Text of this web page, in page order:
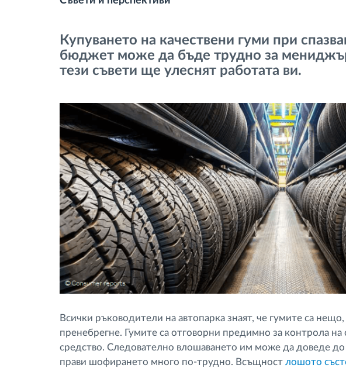
Контрол на достъпа
Управление на горивото
Планиране на маршрути и
мониторинг
Автоматична идентификация на
шофьора
Разберете за всички
функционалности
Купуването на качествени гуми при
бюджет може да бъде трудно за
тези съвети ще улеснят работата ви.
Всички ръководители на автопарка знаят, че гумите са
пренебрегне. Гумите са отговорни предимно за контрола на
средство. Следователно влошаването им може да доведе до
прави шофирането много по-трудно. Всъщност лошото